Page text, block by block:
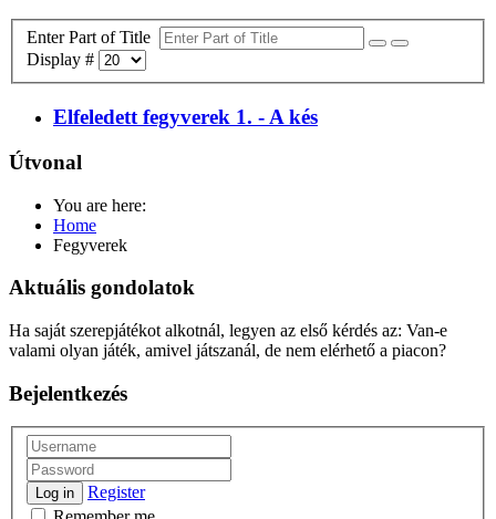
Enter Part of Title
Display #
Elfeledett fegyverek 1. - A kés
Útvonal
You are here:
Home
Fegyverek
Aktuális gondolatok
Ha saját szerepjátékot alkotnál, legyen az első kérdés az: Van-e
valami olyan játék, amivel játszanál, de nem elérhető a piacon?
Bejelentkezés
Log in
Register